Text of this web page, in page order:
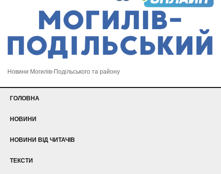
Новини Могилів-Подільського та району
ГОЛОВНА
НОВИНИ
НОВИНИ ВІД ЧИТАЧІВ
ТЕКСТИ